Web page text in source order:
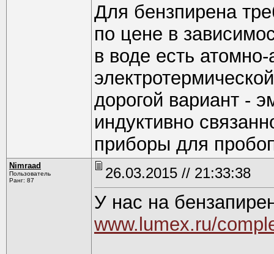
Для бензпирена
по цене в
в воде есть
дорогой вариант -
индуктивно
приборы для
Nimraad
Пользователь
Ранг: 87
26.03.2015 // 21:33:38
У нас на
www.lumex.ru/